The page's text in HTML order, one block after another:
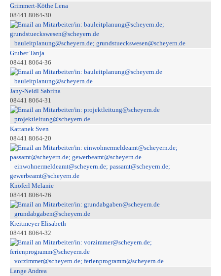
Grimmert-Köthe Lena
08441 8064-30
bauleitplanung@scheyern.de; grundstueckswesen@scheyern.de
Gruber Tanja
08441 8064-36
bauleitplanung@scheyern.de
Jany-Neidl Sabrina
08441 8064-31
projektleitung@scheyern.de
Kattanek Sven
08441 8064-20
einwohnermeldeamt@scheyern.de; passamt@scheyern.de;
gewerbeamt@scheyern.de
Knöferl Melanie
08441 8064-26
grundabgaben@scheyern.de
Kreitmeyer Elisabeth
08441 8064-32
vorzimmer@scheyern.de; ferienprogramm@scheyern.de
Lange Andrea